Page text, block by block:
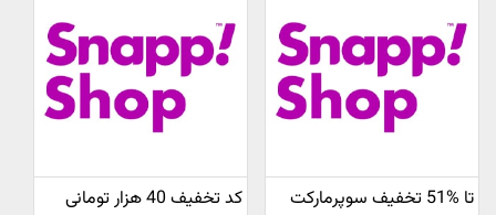
تا %51 تخفیف سوپرمارکت
کد تخفیف 40 هزار تومانی